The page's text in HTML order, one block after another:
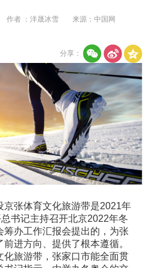
作者 ：洋晟冰雪
来源：中国网
分享：
京张体育文化旅游带是2021年
书记主持召开北京2022年冬
筹办工作汇报会提出的，为张
进方向、提供了根本遵循。
化旅游带，张家口市能全面贯